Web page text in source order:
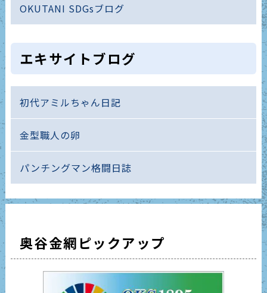
OKUTANI SDGsブログ
エキサイトブログ
初代アミルちゃん日記
金型職人の卵
パンチングマン格闘日誌
奥谷金網ピックアップ